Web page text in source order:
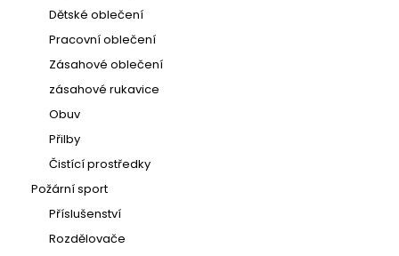
Dětské oblečení
Pracovní oblečení
Zásahové oblečení
zásahové rukavice
Obuv
Přilby
Čistící prostředky
Požární sport
Příslušenství
Rozdělovače